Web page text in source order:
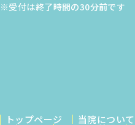
※受付は終了時間の30分前です
トップページ 当院について